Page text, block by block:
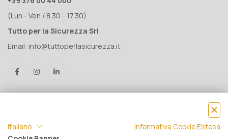
(Lun - Ven / 8.30 - 17.30)
Tutto per la Sicurezza Srl
Email: info@tuttoperlasicurezza.it
italiano
Informativa Cookie Estesa